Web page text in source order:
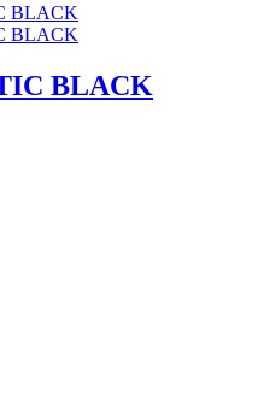
BLACK